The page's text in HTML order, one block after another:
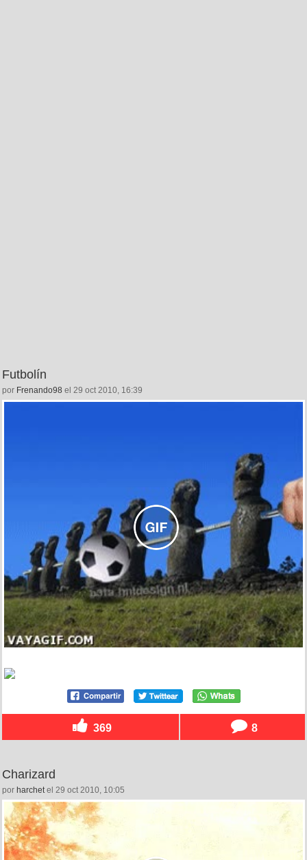
Futbolín
por Frenando98 el 29 oct 2010, 16:39
369 8
Charizard
por harchet el 29 oct 2010, 10:05